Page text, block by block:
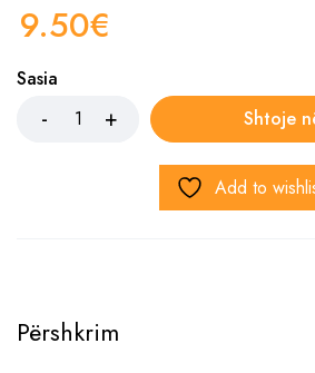
9.50€
Sasia
Shtoje
Add to
Përshkrim